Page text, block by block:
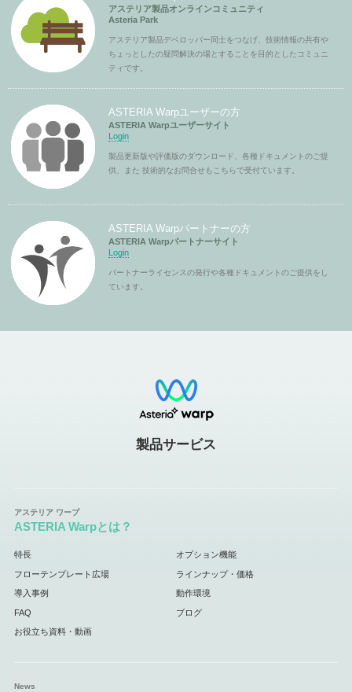
アステリア製品オンラインコミュニティ
Asteria Park
アステリア製品デベロッパー同士をつなげ、技術情報の共有や
ちょっとしたの疑問解決の場とすることを目的としたコミュニ
ティです。
ASTERIA Warpユーザーの方
ASTERIA Warpユーザーサイト
Login
製品更新版や評価版のダウンロード、各種ドキュメントのご提
供、また 技術的なお問合せもこちらで受付ています。
ASTERIA Warpパートナーの方
ASTERIA Warpパートナーサイト
Login
パートナーライセンスの発行や各種ドキュメントのご提供をし
ています。
製品サービス
ASTERIA Warpとは？
特長 オプション機能
フローテンプレート広場 ラインナップ・価格
導入事例 動作環境
FAQ ブログ
お役立ち資料・動画